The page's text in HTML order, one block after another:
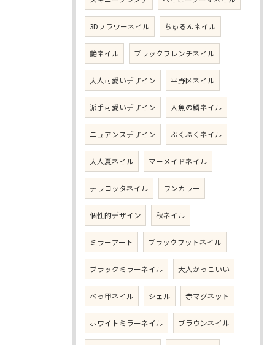
3Dフラワーネイル ちゅるんネイル
艶ネイル ブラックフレンチネイル
大人可愛いデザイン 平野区ネイル
派手可愛いデザイン 人魚の鱗ネイル
ニュアンスデザイン ぷくぷくネイル
大人夏ネイル マーメイドネイル
テラコッタネイル ワンカラー
個性的デザイン 秋ネイル
ミラーアート ブラックフットネイル
ブラックミラーネイル 大人かっこいい
べっ甲ネイル シェル 赤マグネット
ホワイトミラーネイル ブラウンネイル